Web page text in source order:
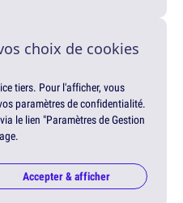
choix de cookies
tiers. Pour l'afficher, vous
paramètres de confidentialité.
le lien "Paramètres de Gestion
Accepter & afficher